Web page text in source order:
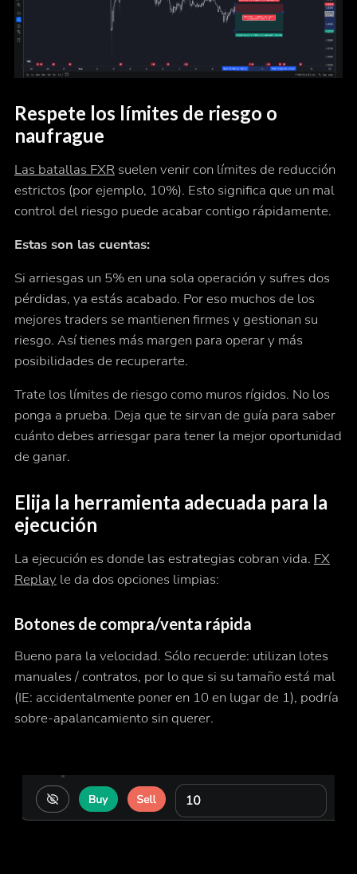
Respete los límites de riesgo o
naufrague
Las batallas FXRsuelen venir con límites de reducción
estrictos (por ejemplo, 10%). Esto significa que un mal
control del riesgo puede acabar contigo rápidamente.
Estas son las cuentas:
Si arriesgas un 5% en una sola operación y sufres dos
pérdidas, ya estás acabado. Por eso muchos de los
mejores traders se mantienen firmes y gestionan su
riesgo. Así tienes más margen para operar y más
posibilidades de recuperarte.
Trate los límites de riesgo como muros rígidos. No los
ponga a prueba. Deja que te sirvan de guía para saber
cuánto debes arriesgar para tener la mejor oportunidad
de ganar.
Elija la herramienta adecuada para la
ejecución
La ejecución es donde las estrategias cobran vida. FX
Replay le da dos opciones limpias:
Botones de compra/venta rápida
Bueno para la velocidad. Sólo recuerde: utilizan lotes
manuales / contratos, por lo que si su tamaño está mal
(IE: accidentalmente poner en 10 en lugar de 1), podría
sobre-apalancamiento sin querer.